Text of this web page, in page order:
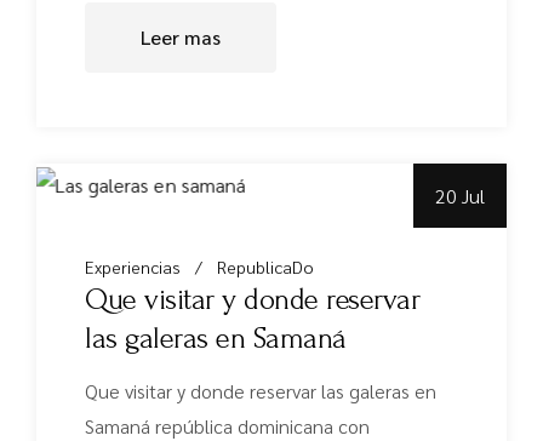
Leer mas
20 Jul
Experiencias RepublicaDo
Que visitar y donde reservar
las galeras en Samaná
Que visitar y donde reservar las galeras en
Samaná república dominicana con